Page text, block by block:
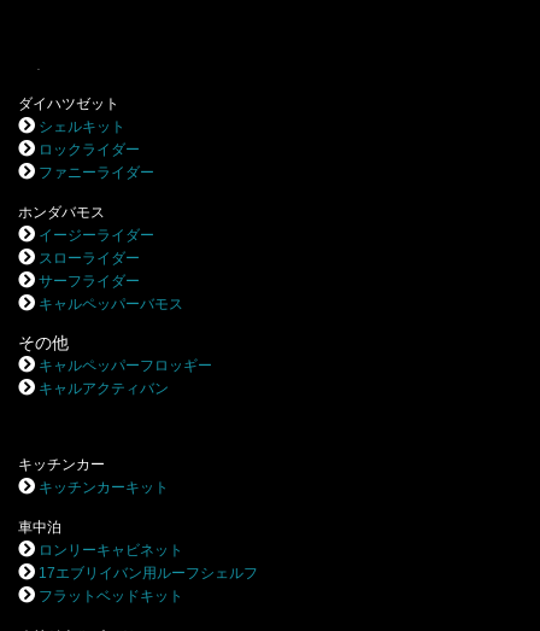
.
ダイハツゼット
シェルキット
ロックライダー
ファニーライダー
ホンダバモス
イージーライダー
スローライダー
サーフライダー
キャルペッパーバモス
その他
キャルペッパーフロッギー
キャルアクティバン
キッチンカー
キッチンカーキット
車中泊
ロンリーキャビネット
17エブリイバン用ルーフシェルフ
フラットベッドキット